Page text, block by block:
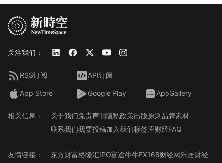
关注我们：
RSS订阅 API订阅
App Store Google Play AppGallery
相关信息： 关于我们免责声明隐私政策出版原则品牌素材
联系我们我要投稿加入我们标签库财经FAQ
友情链接： 东方财富格隆汇IPO富途牛牛FX168财经网乐居财经